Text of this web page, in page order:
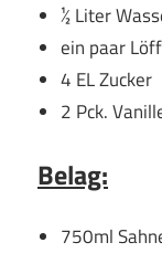
½ Liter
ein paar
4 EL Zucker
2 Pck.
Belag:
750ml